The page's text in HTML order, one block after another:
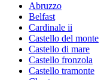
Abruzzo
Belfast
Cardinale ii
Castello del monte
Castello di mare
Castello fronzola
Castello tramonte